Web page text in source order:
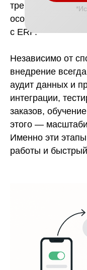
требует
особых правил
с ERP.
Независимо от
внедрение
аудит данных и
интеграции,
заказов,
этого —
Именно эти
работы и